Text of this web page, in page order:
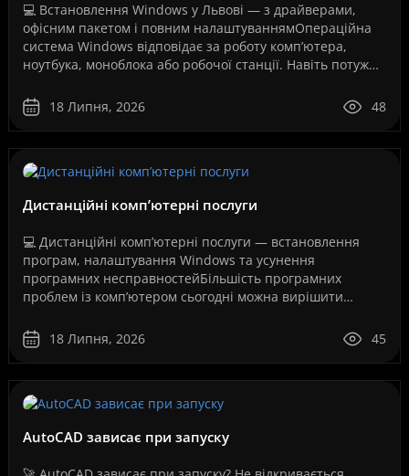
💻 Встановлення Windows у Львові — з драйверами,
офісним пакетом і повним налаштуваннямОпераційна
система Windows відповідає за роботу комп’ютера,
ноутбука, моноблока або робочої станції. Навіть потужне
18 Липня, 2026
48
Дистанційні комп’ютерні послуги
💻 Дистанційні комп’ютерні послуги — встановлення
програм, налаштування Windows та усунення
програмних несправностейБільшість програмних
проблем із комп’ютером сьогодні можна вирішити
центру та без оч..
18 Липня, 2026 45
AutoCAD зависає при запуску